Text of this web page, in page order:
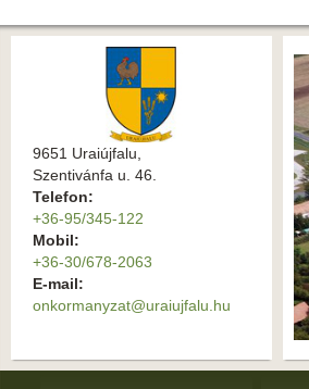
9651 Uraiújfalu,
Szentivánfa u. 46.
Telefon:
+36-95/345-122
Mobil:
+36-30/678-2063
E-mail:
onkormanyzat@uraiujfalu.hu